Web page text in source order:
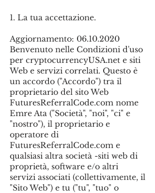
1. La tua accettazione.
Aggiornamento: 06.10.2020
Benvenuto nelle Condizioni d'uso
per cryptocurrencyUSA.net e siti
Web e servizi correlati. Questo è
un accordo ("Accordo") tra il
proprietario del sito Web
FuturesReferralCode.com nome
Emre Ata ("Società", "noi", "ci" e
"nostro"), il proprietario e
operatore di
FuturesReferralCode.com e
qualsiasi altra società -siti web di
proprietà, software e/o altri
servizi associati (collettivamente, il
"Sito Web") e tu ("tu", "tuo" o